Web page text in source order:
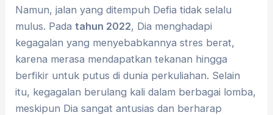
Namun, jalan yang ditempuh Defia tidak selalu
mulus. Padatahun 2022, Dia menghadapi
kegagalan yang menyebabkannya stres berat,
karena merasa mendapatkan tekanan hingga
berfikir untuk putus di dunia perkuliahan. Selain
itu, kegagalan berulang kali dalam berbagai lomba,
meskipun Dia sangat antusias dan berharap